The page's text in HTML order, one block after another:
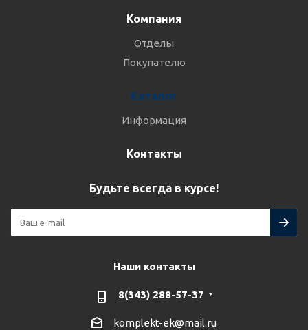
Компания
Отделы
Покупателю
Каталог
Информация
Контакты
Будьте всегда в курсе!
Наши контакты
8(343) 288-57-37
komplekt-ek@mail.ru